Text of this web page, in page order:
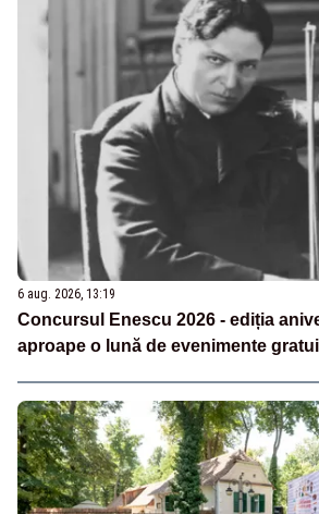
6 aug. 2026, 13:19
Concursul Enescu 2026 - ediția
aproape o lună de evenimente